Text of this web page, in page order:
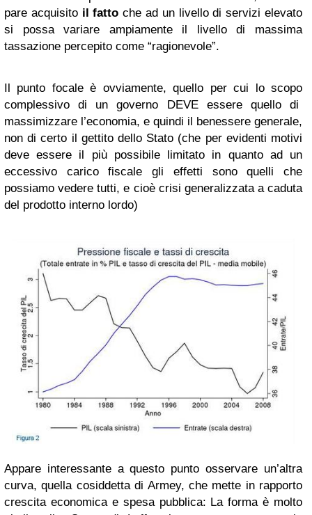
pare acquisito il fatto che ad un livello di servizi elevato
si possa variare ampiamente il livello di massima
tassazione percepito come “ragionevole”.
Il punto focale è ovviamente, quello per cui lo scopo
complessivo di un governo DEVE essere quello di
massimizzare l’economia, e quindi il benessere generale,
non di certo il gettito dello Stato (che per evidenti motivi
deve essere il più possibile limitato in quanto ad un
eccessivo carico fiscale gli effetti sono quelli che
possiamo vedere tutti, e cioè crisi generalizzata a caduta
del prodotto interno lordo)
Appare interessante a questo punto osservare un’altra
curva, quella cosiddetta di Armey, che mette in rapporto
crescita economica e spesa pubblica: La forma è molto